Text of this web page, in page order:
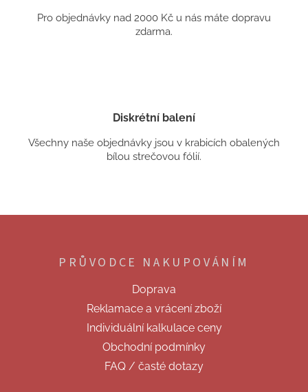
Pro objednávky nad 2000 Kč u nás máte dopravu
zdarma.
Diskrétní balení
Všechny naše objednávky jsou v krabicích obalených
bílou strečovou fólií.
PRŮVODCE NAKUPOVÁNÍM
Doprava
Reklamace a vrácení zboží
Individuální kalkulace ceny
Obchodní podmínky
FAQ / časté dotazy